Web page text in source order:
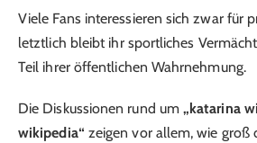
Viele Fans interessieren sich zwar für
letztlich bleibt ihr sportliches
Teil ihrer öffentlichen Wahrnehmung.
Die Diskussionen rund um „katarina
wikipedia“ zeigen vor allem, wie groß